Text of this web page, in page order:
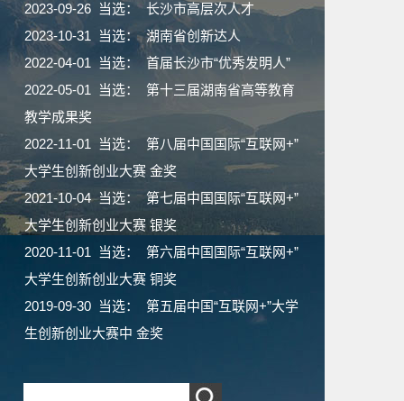
2023-09-26 当选： 长沙市高层次人才
2023-10-31 当选： 湖南省创新达人
2022-04-01 当选： 首届长沙市“优秀发明人”
2022-05-01 当选： 第十三届湖南省高等教育
教学成果奖
2022-11-01 当选： 第八届中国国际“互联网+”
大学生创新创业大赛 金奖
2021-10-04 当选： 第七届中国国际“互联网+”
大学生创新创业大赛 银奖
2020-11-01 当选： 第六届中国国际“互联网+”
大学生创新创业大赛 铜奖
2019-09-30 当选： 第五届中国“互联网+”大学
生创新创业大赛中 金奖